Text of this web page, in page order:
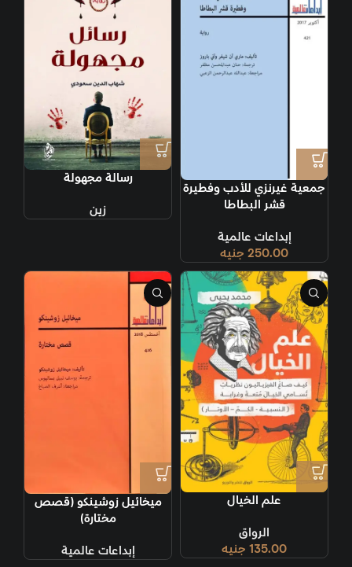
جمعية غيرنزي للأدب وفطيرة
قشر البطاطا
إبداعات عالمية
250.00 جنيه
رسالة مجهولة
زين
علم الخيال
الرواق
135.00 جنيه
ميخائيل زوشينكو (قصص
مختارة)
إبداعات عالمية